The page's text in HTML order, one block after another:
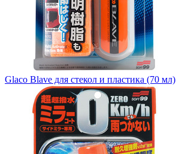
Glaco Blave для стекол и пластика (70 мл)